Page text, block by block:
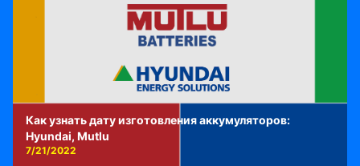
Как узнать дату изготовления аккумуляторов:
Hyundai, Mutlu
7/21/2022